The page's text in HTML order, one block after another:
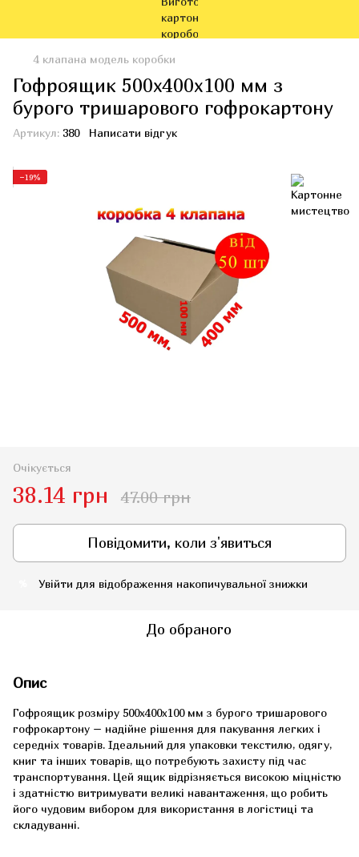
4 клапана модель коробки
Гофроящик 500x400x100 мм з
бурого тришарового гофрокартону
Артикул: 380 Написати відгук
−19%
Очікується
38.14 грн 47.00 грн
Повідомити, коли з'явиться
Увійти для відображення накопичувальної знижки
До обраного
Опис
Гофроящик розміру 500x400x100 мм з бурого тришарового
гофрокартону – надійне рішення для пакування легких і
середніх товарів. Ідеальний для упаковки текстилю, одягу,
книг та інших товарів, що потребують захисту під час
транспортування. Цей ящик відрізняється високою міцністю
і здатністю витримувати великі навантаження, що робить
його чудовим вибором для використання в логістиці та
складуванні.